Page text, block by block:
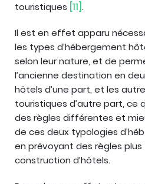
touristiques [11] .
Il est en effet apparu
les types d’hébergement
selon leur nature, et de
l’ancienne destination en
hôtels d’une part, et les
touristiques d’autre part, ce
des règles différentes et
de ces deux typologies
en prévoyant des règles
construction d’hôtels.